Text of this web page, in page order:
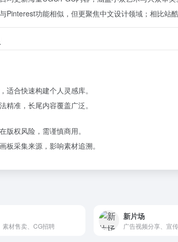
与Pinterest功能相似，但更聚焦中文设计领域；相比站
适合快速构建个人灵感库。
精准，长尾内容覆盖广泛。
版权风险，需谨慎商用。
板采集来源，影响素材追溯。
素材售卖、CG招聘
新片场